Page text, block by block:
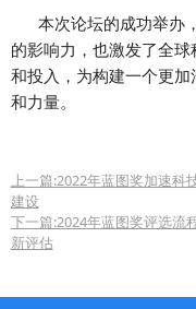
指南。
5.
跨领域合作
动绿色经济发展的
色产业的蓬勃发展